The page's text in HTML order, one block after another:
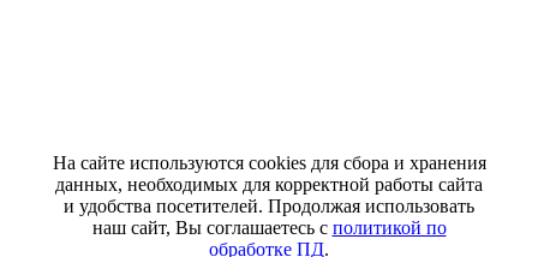
На сайте используются cookies для сбора и хранения
данных, необходимых для корректной работы сайта
и удобства посетителей. Продолжая использовать
наш сайт, Вы соглашаетесь с политикой по
обработке ПД.